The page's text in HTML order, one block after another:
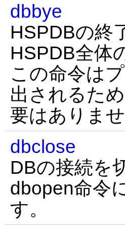
dbbye
HSPDBの終
HSPDB全体
この命令は
出されるた
要はありませ
dbclose
DBの接続を
dbopen命令
す。